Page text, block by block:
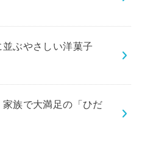
ぶやさしい洋菓子
族で大満足の「ひだ